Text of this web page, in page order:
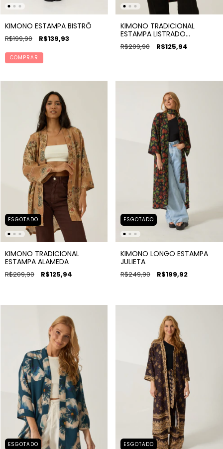
KIMONO ESTAMPA BISTRÔ
R$199,90 R$139,93
COMPRAR
KIMONO TRADICIONAL
ESTAMPA LISTRADO
MARAVILHA
R$209,90 R$125,94
ESGOTADO
KIMONO TRADICIONAL
ESTAMPA ALAMEDA
R$209,90 R$125,94
ESGOTADO
KIMONO LONGO ESTAMPA
JULIETA
R$249,90 R$199,92
ESGOTADO ESGOTADO